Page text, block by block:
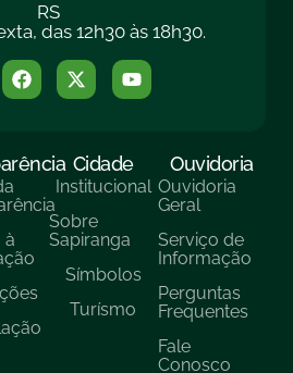
RS
das 12h30 às 18h30.
à
Cidade
Institucional
Sobre
Sapiranga
Símbolos
Turísmo
Ouvidoria
Ouvidoria
Geral
Serviço de
Informação
Perguntas
Frequentes
Fale
Conosco